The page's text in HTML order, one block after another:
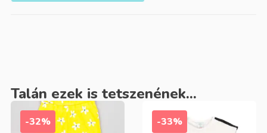
Talán ezek is tetszenének...
-32% -33%